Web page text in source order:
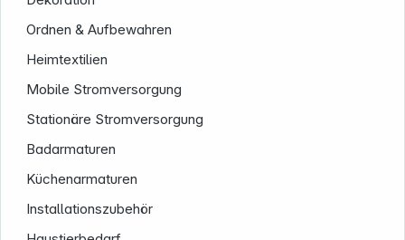
Ordnen & Aufbewahren
Heimtextilien
Mobile Stromversorgung
Stationäre Stromversorgung
Badarmaturen
Küchenarmaturen
Installationszubehör